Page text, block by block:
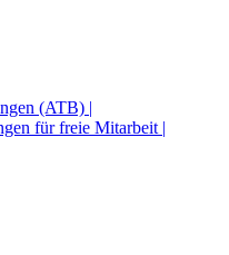
(ATB) |
für freie Mitarbeit |